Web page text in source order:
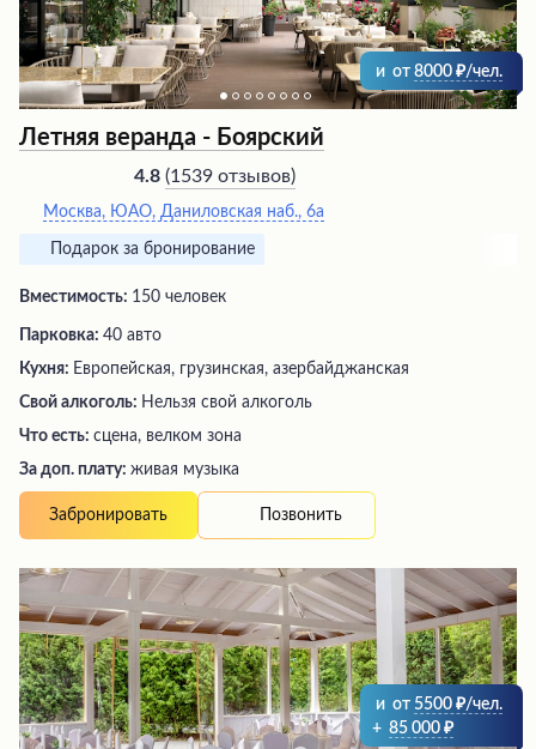
и от 8000 /чел.
Летняя веранда - Боярский
4.8 (1539 отзывов)
Москва, ЮАО, Даниловская наб., 6а
Подарок за бронирование
Вместимость: 150 человек
Парковка: 40 авто
Кухня: Европейская, грузинская, азербайджанская
Свой алкоголь: Нельзя свой алкоголь
Что есть: сцена, велком зона
За доп. плату: живая музыка
Забронировать Позвонить
и от 5500
/чел.
+ 85 000